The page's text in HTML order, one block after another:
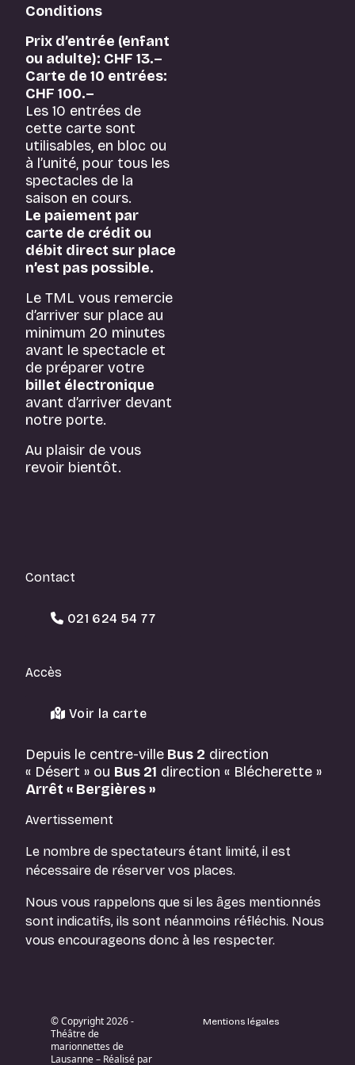
Conditions
Prix d’entrée (enfant
ou adulte): CHF 13.–
Carte de 10 entrées:
CHF 100.–
Les 10 entrées de
cette carte sont
utilisables, en bloc ou
à l’unité, pour tous les
spectacles de la
saison en cours.
Le paiement par
carte de crédit ou
débit direct sur place
n’est pas possible.
Le TML vous remercie
d’arriver sur place au
minimum 20 minutes
avant le spectacle et
de préparer votre
billet électronique
avant d’arriver devant
notre porte.
Au plaisir de vous
revoir bientôt.
Contact
021 624 54 77
Accès
Voir la carte
Depuis le centre-ville Bus 2 direction
« Désert » ou Bus 21 direction « Blécherette »
Arrêt « Bergières »
Avertissement
Le nombre de spectateurs étant limité, il est
nécessaire de réserver vos places.
Nous vous rappelons que si les âges mentionnés
sont indicatifs, ils sont néanmoins réfléchis. Nous
vous encourageons donc à les respecter.
© Copyright 2026 -
Théâtre de
marionnettes de
Lausanne – Réalisé par
Mentions légales